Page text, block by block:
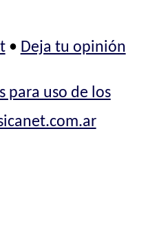
• Deja tu opinión
para uso de los